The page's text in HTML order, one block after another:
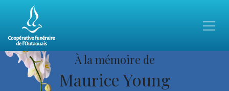
À la mémoire de
Maurice Young